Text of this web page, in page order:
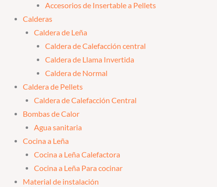
Accesorios de Insertable a Pellets
Calderas
Caldera de Leña
Caldera de Calefacción central
Caldera de Llama Invertida
Caldera de Normal
Caldera de Pellets
Caldera de Calefacción Central
Bombas de Calor
Agua sanitaria
Cocina a Leña
Cocina a Leña Calefactora
Cocina a Leña Para cocinar
Material de instalación